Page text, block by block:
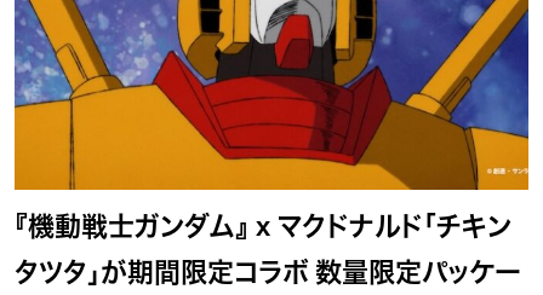
『機動戦士ガンダム』 x マクドナルド「チキン
タツタ」が期間限定コラボ 数量限定パッケー